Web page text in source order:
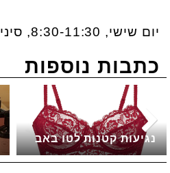
יום שישי, 8:30-11:30, סינימה סיטי גלילות
כתבות נוספות
נגיעות קטנות לטו באב